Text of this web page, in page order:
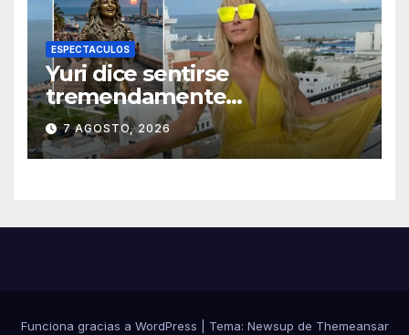
ESPECTACULOS
Yuri dice sentirse
tremendamente
emocionada sobre su estatua
que le harán en Veracruz
7 AGOSTO, 2026
Funciona gracias a WordPress Tema: Newsup de Themeansar